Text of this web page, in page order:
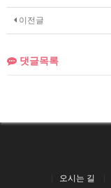
이전글
댓글목록
오시는 길